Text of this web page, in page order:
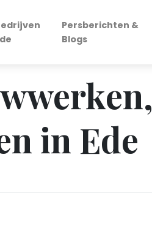
Persberichten &
Blogs
in Ede